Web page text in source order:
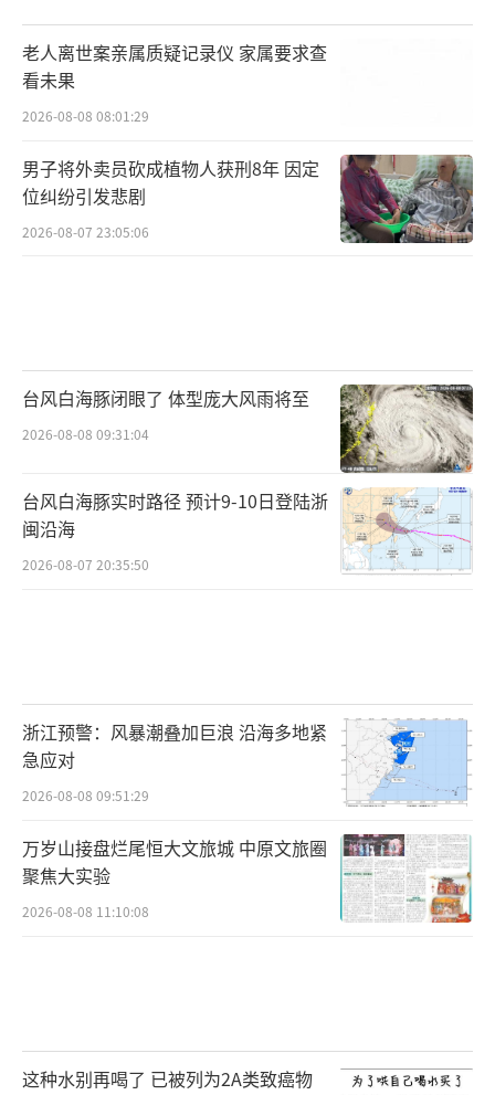
老人离世案亲属质疑记录仪 家属要求查
看未果
2026-08-08 08:01:29
男子将外卖员砍成植物人获刑8年 因定
位纠纷引发悲剧
2026-08-07 23:05:06
台风白海豚闭眼了 体型庞大风雨将至
2026-08-08 09:31:04
台风白海豚实时路径 预计9-10日登陆浙
闽沿海
2026-08-07 20:35:50
浙江预警：风暴潮叠加巨浪 沿海多地紧
急应对
2026-08-08 09:51:29
万岁山接盘烂尾恒大文旅城 中原文旅圈
聚焦大实验
2026-08-08 11:10:08
这种水别再喝了 已被列为2A类致癌物